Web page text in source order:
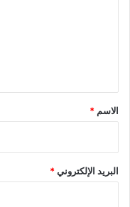
*
الاسم *
البريد الإلكتروني*